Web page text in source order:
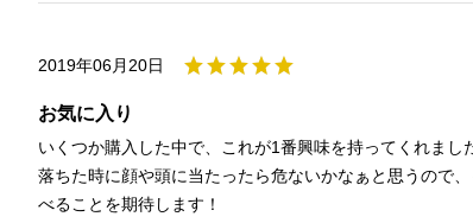
2019年06月20日
お気に入り
いくつか購入した中で、これが1番興味を持ってくれま
落ちた時に顔や頭に当たったら危ないかなぁと思うので
べることを期待します！